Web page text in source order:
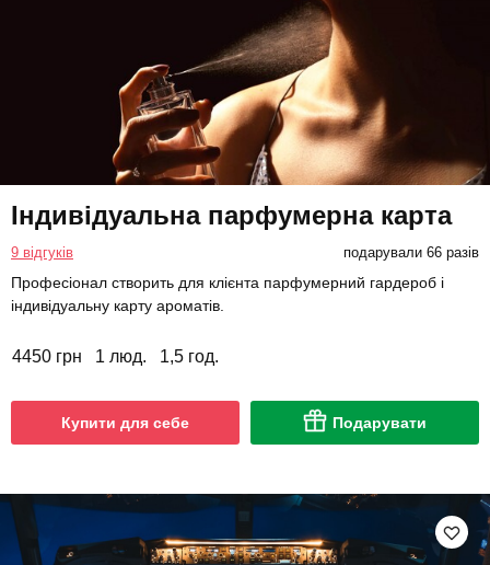
Індивідуальна парфумерна карта
9 відгуків подарували 66 разів
Професіонал створить для клієнта парфумерний гардероб і
індивідуальну карту ароматів.
4450 грн 1 люд. 1,5 год.
Купити для себе Подарувати